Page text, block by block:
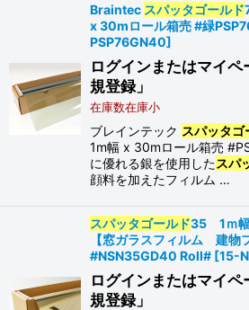
Braintec スパッタゴールド
x 30mロール箱売 #緑
PSP76GN40]
ログインまたはマイ
規登録」
在庫数在庫小
ブレインテック スパッタゴ
1m幅 x 30mロール箱売
に優れる銀を使用したスパ
顔料を加えたフィルム …
スパッタゴールド35 1ｍ
【窓ガラスフィルム 建物
#NSN35GD40 Roll# [15-
ログインまたはマイ
規登録」